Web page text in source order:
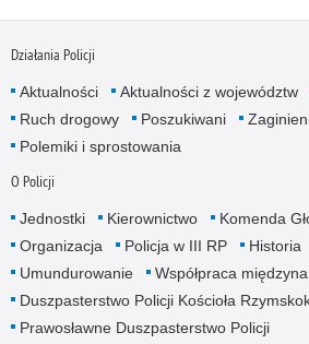
Działania Policji
Aktualności Aktualności z województw
Ruch drogowy
Poszukiwani
Polemiki i sprostowania
O Policji
Jednostki Kierownictwo
Komenda
Organizacja
Policja w III RP Historia
Umundurowanie
Współpraca
Duszpasterstwo Policji Kościoła
Prawosławne Duszpasterstwo Policji